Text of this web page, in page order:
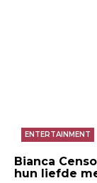
ENTERTAINMENT
Bianca
hun liefde